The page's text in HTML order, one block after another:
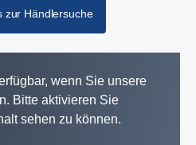
zur Händlersuche
wenn Sie unsere
Bitte aktivieren Sie
sehen zu können.